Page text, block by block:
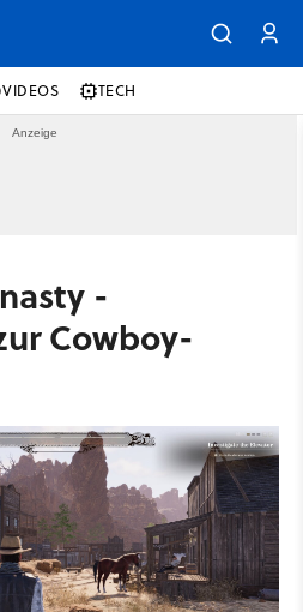
VIDEOS TECH
-
Cowboy-